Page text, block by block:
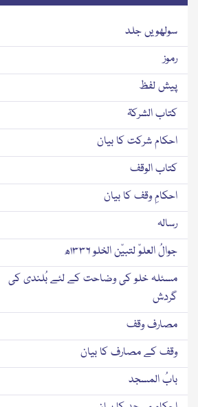
سولھویں جلد
رموز
پیش لفظ
کتاب الشرکۃ
احکام شرکت کا بیان
کتاب الوقف
احکامِ وقف کا بیان
رسالہ
جوالُ العلوّ لتبیّن الخلو ۱۳۳۶ھ
مسئلہ خلو کی وضاحت کے لئے بُلندی کی
گردش
مصارف وقف
وقف کے مصارف کا بیان
بابُ المسجد